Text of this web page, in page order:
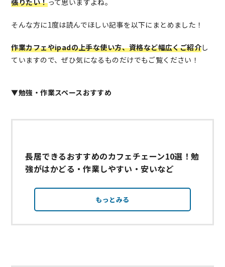
そんな方に1度は読んでほしい記事を以下にまとめました！
作業カフェやipadの上手な使い方、資格など幅広くご紹介し
ていますので、ぜひ気になるものだけでもご覧ください！
▼勉強・作業スペースおすすめ
長居できるおすすめのカフェチェーン10選！勉
強がはかどる・作業しやすい・安いなど
もっとみる